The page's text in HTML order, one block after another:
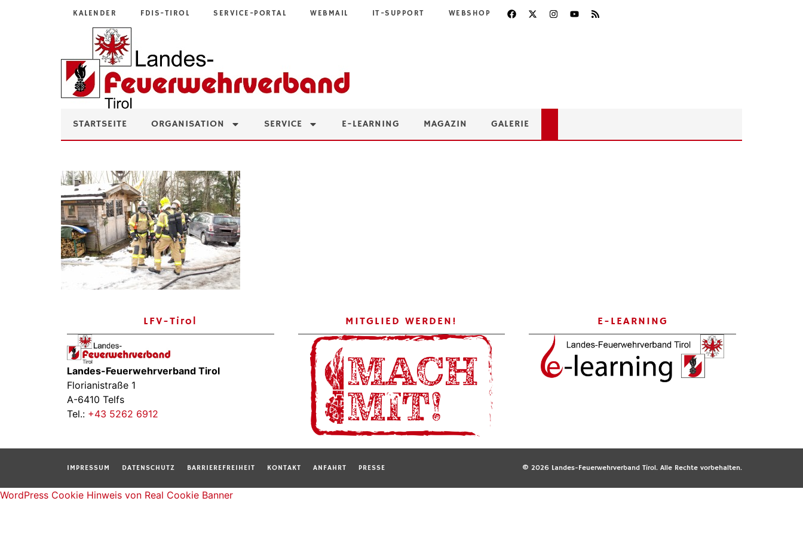
KALENDER FDIS-TIROL SERVICE-PORTAL WEBMAIL IT-SUPPORT WEBSHOP
STARTSEITE ORGANISATION SERVICE E-LEARNING MAGAZIN GALERIE
LFV-Tirol
Landes-Feuerwehrverband Tirol
Florianistraße 1
A-6410 Telfs
Tel.: +43 5262 6912
MITGLIED WERDEN! E-LEARNING
IMPRESSUM DATENSCHUTZ BARRIEREFREIHEIT KONTAKT ANFAHRT PRESSE © 2026 Landes-Feuerwehrverband Tirol. Alle Rechte vorbehalten.
WordPress Cookie Hinweis von Real Cookie Banner